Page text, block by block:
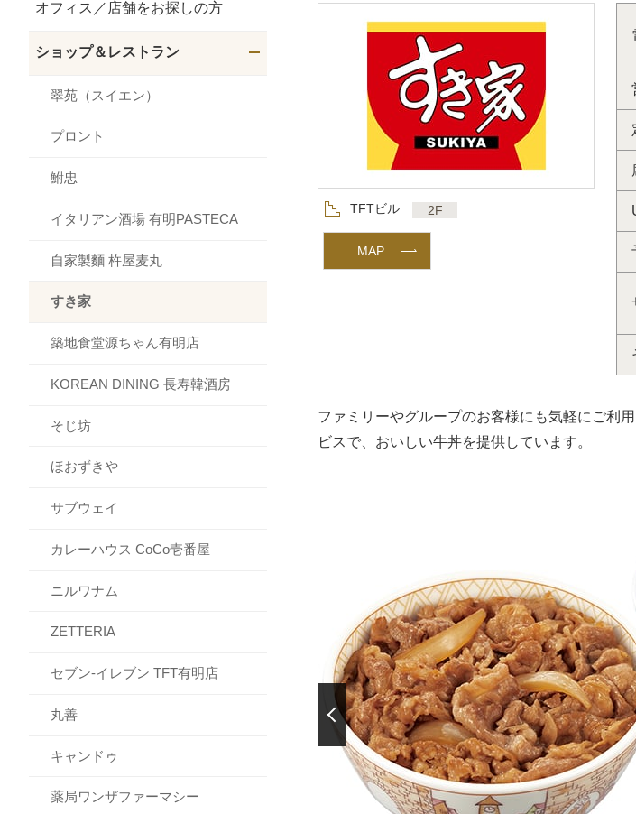
フロア
TFTビル 2F
MAP
ファミリーやグループのお客様にも気軽にご利
ビスで、おいしい牛丼を提供しています。
前の画像を表示
オフィス／店舗をお探しの方
ショップ＆レストラン
翠苑（スイエン）
プロント
鮒忠
イタリアン酒場 有明PASTECA
自家製麵 杵屋麦丸
すき家
築地食堂源ちゃん有明店
KOREAN DINING 長寿韓酒房
そじ坊
ほおずきや
サブウェイ
カレーハウス CoCo壱番屋
ニルワナム
ZETTERIA
セブン‐イレブン TFT有明店
丸善
キャンドゥ
薬局ワンザファーマシー